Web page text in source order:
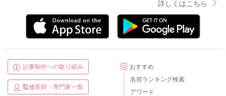
詳しくはこちら
記事制作への取り組み
監修医師・専門家一覧
おすすめ
名前ランキング検索
アワード